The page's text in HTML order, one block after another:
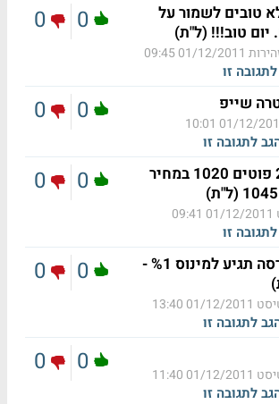
טובים לשמור על
טוב!!! (ל"ת)
01/12/2011 09:45
זו
0
0
שייפ
01/12/2011
לתגובה זו
0
0
נקנו 20 פוטים 1020 במחיר
01/12/2011 09:41
זו
0
0
הבורסה תגיע למינוס %1 -
01/12/2011 13:40
לתגובה זו
0
0
01/12/2011 11:40
לתגובה זו
0
0